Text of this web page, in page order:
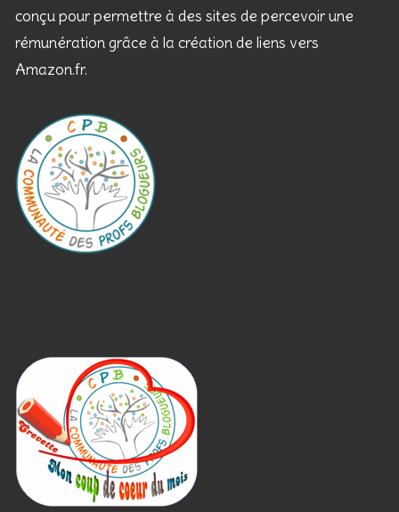
conçu pour permettre à des sites de percevoir une
rémunération grâce à la création de liens vers
Amazon.fr.